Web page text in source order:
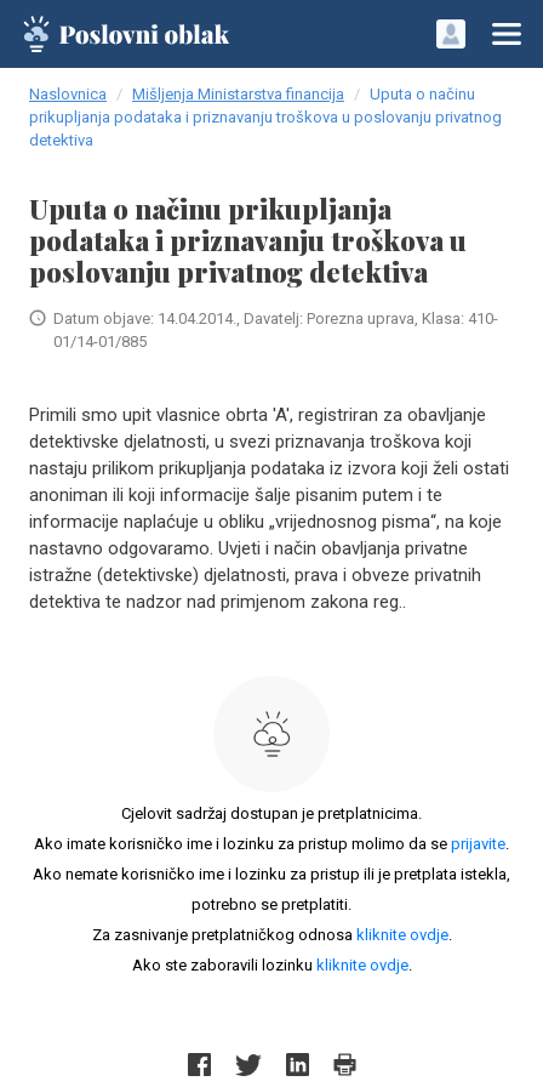
Naslovnica Mišljenja Ministarstva financija
Uputa o načinu
prikupljanja podataka i priznavanju troškova u poslovanju privatnog
detektiva
Uputa o načinu prikupljanja
podataka i priznavanju troškova u
poslovanju privatnog detektiva
Datum objave: 14.04.2014., Davatelj: Porezna uprava, Klasa: 410-
01/14-01/885
Primili smo upit vlasnice obrta 'A', registriran za obavljanje
detektivske djelatnosti, u svezi priznavanja troškova koji
nastaju prilikom prikupljanja podataka iz izvora koji želi ostati
anoniman ili koji informacije šalje pisanim putem i te
informacije naplaćuje u obliku „vrijednosnog pisma“, na koje
nastavno odgovaramo. Uvjeti i način obavljanja privatne
istražne (detektivske) djelatnosti, prava i obveze privatnih
detektiva te nadzor nad primjenom zakona reg..
Cjelovit sadržaj dostupan je pretplatnicima.
Ako imate korisničko ime i lozinku za pristup molimo da se prijavite.
Ako nemate korisničko ime i lozinku za pristup ili je pretplata istekla,
potrebno se pretplatiti.
Za zasnivanje pretplatničkog odnosa kliknite ovdje.
Ako ste zaboravili lozinku kliknite ovdje.